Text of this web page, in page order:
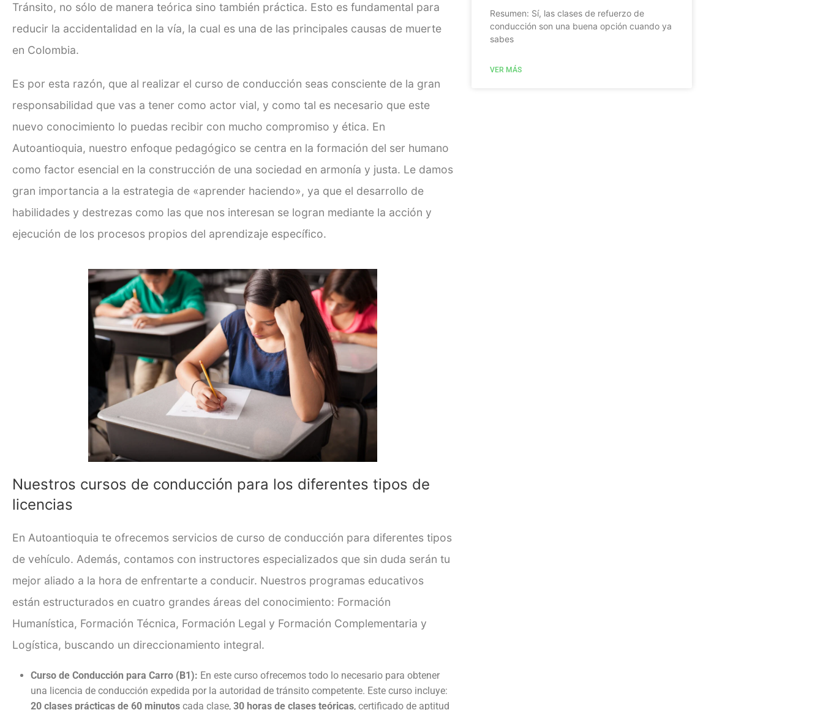
Tránsito, no sólo de manera teórica sino también práctica. Esto es fundamental para
reducir la accidentalidad en la vía, la cual es una de las principales causas de muerte
en Colombia.
Es por esta razón, que al realizar el curso de conducción seas consciente de la gran
responsabilidad que vas a tener como actor vial, y como tal es necesario que este
nuevo conocimiento lo puedas recibir con mucho compromiso y ética. En
Autoantioquia, nuestro enfoque pedagógico se centra en la formación del ser humano
como factor esencial en la construcción de una sociedad en armonía y justa. Le damos
gran importancia a la estrategia de «aprender haciendo», ya que el desarrollo de
habilidades y destrezas como las que nos interesan se logran mediante la acción y
ejecución de los procesos propios del aprendizaje específico.
Nuestros cursos de conducción para los diferentes tipos de
licencias
En Autoantioquia te ofrecemos servicios de curso de conducción para diferentes tipos
de vehículo. Además, contamos con instructores especializados que sin duda serán tu
mejor aliado a la hora de enfrentarte a conducir. Nuestros programas educativos
están estructurados en cuatro grandes áreas del conocimiento: Formación
Humanística, Formación Técnica, Formación Legal y Formación Complementaria y
Logística, buscando un direccionamiento integral.
Curso de Conducción para Carro (B1): En este curso ofrecemos todo lo necesario para obtener
una licencia de conducción expedida por la autoridad de tránsito competente. Este curso incluye:
20 clases prácticas de 60 minutos cada clase, 30 horas de clases teóricas, certificado de aptitud
Resumen: Sí, las clases de refuerzo de
conducción son una buena opción cuando ya
sabes
VER MÁS